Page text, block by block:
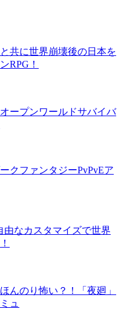
共に世界崩壊後の日本を
RPG！
ープンワールドサバイバ
クファンタジーPvPvEア
由なカスタマイズで世界
んのり怖い？！「夜廻」
ュ